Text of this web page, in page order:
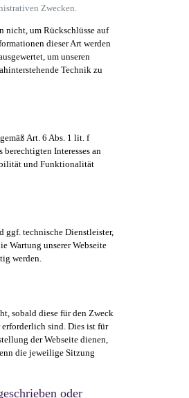
Zwecken.
nicht, um Rückschlüsse auf
dieser Art werden
um unseren
Technik zu
Art. 6 Abs. 1 lit. f
berechtigten Interesses an
und Funktionalität
ggf. technische Dienstleister,
Wartung unserer Webseite
werden.
sobald diese für den Zweck
sind. Dies ist für
der Webseite dienen,
die jeweilige Sitzung
oder